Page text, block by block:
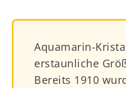
Aquamarin-
erstaunliche
Bereits 1910